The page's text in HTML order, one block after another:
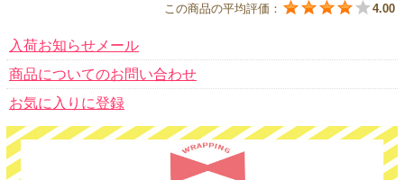
この商品の平均評価： 4.00
入荷お知らせメール
商品についてのお問い合わせ
お気に入りに登録